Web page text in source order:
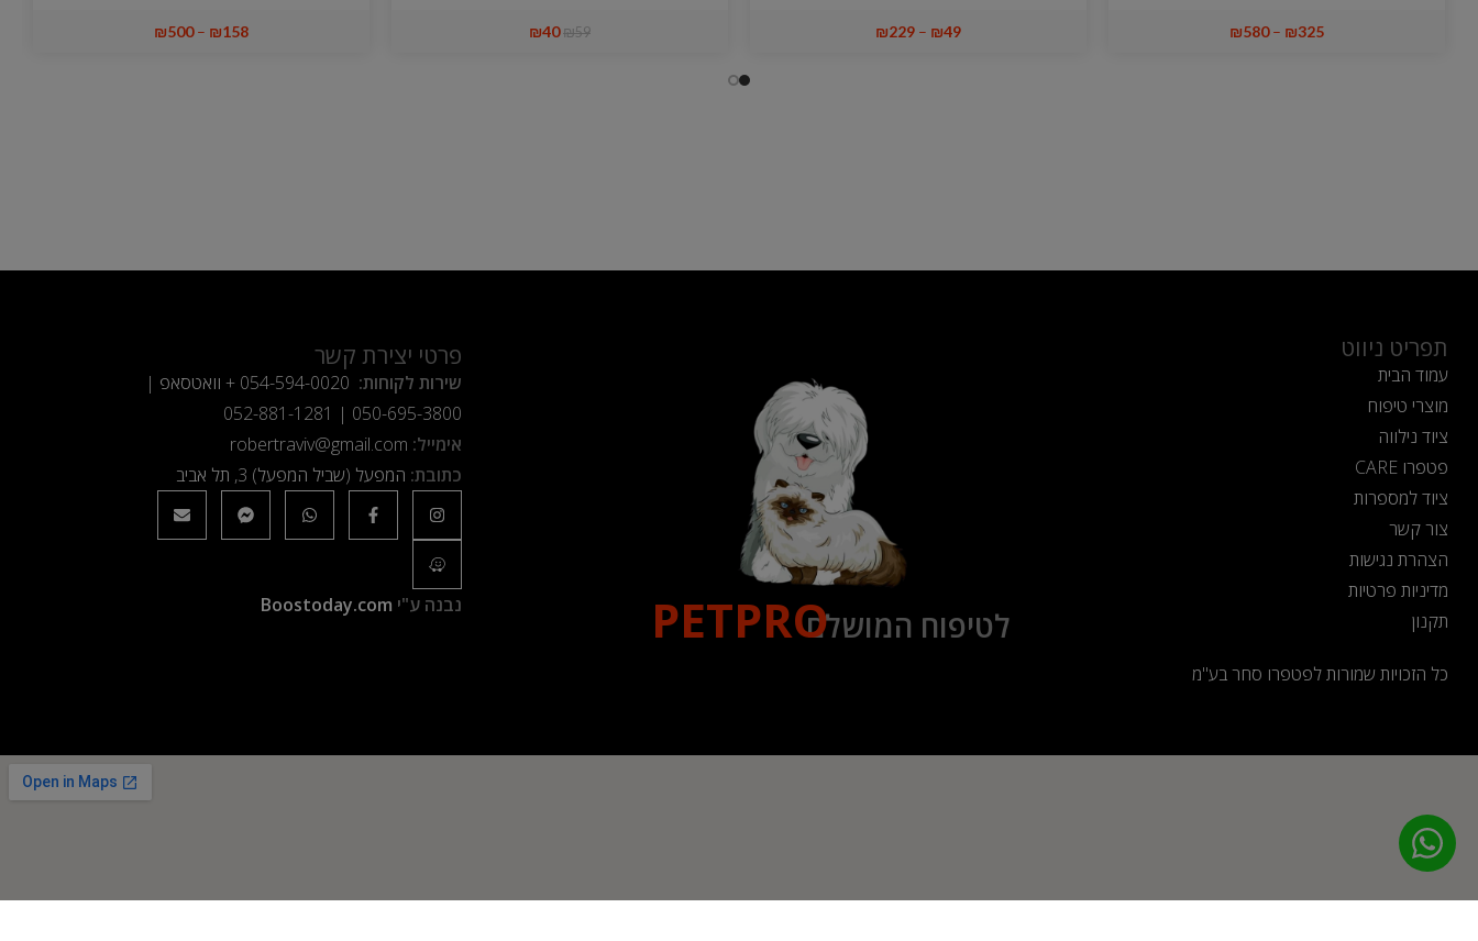
₪325
–
₪580
₪49
–
₪229
₪59
₪40
₪158
–
₪500
תפריט ניווט
עמוד הבית
מוצרי טיפוח
ציוד נילווה
פטפרו CARE
ציוד למספרות
צור קשר
הצהרת נגישות
מדיניות פרטיות
תקנון
כל הזכויות שמורות לפטפרו סחר בע"מ
לטיפוח המושלםPETPRO
פרטי יצירת קשר
שירות לקוחות: 054-594-0020 + וואטסאפ |
050-695-3800
|
052-881-1281
אימייל: robertraviv@gmail.com
כתובת: המפעל (שביל המפעל) 3, תל אביב
נבנה ע"י Boostoday.com